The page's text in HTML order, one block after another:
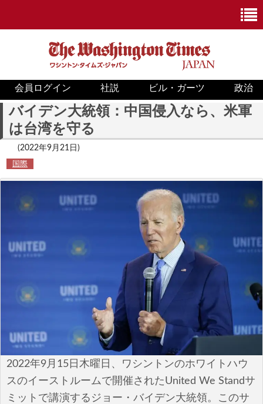
ニュース
政治
ビジネス・経済
カルチャー
ポリシー
税制・予算
会員ログイン 社説 ビル・ガーツ 政治
バイデン大統領：中国侵入なら、米軍
は台湾を守る
(2022年9月21日)
国際
2022年9月15日木曜日、ワシントンのホワイトハウ
スのイーストルームで開催されたUnited We Standサ
ミットで講演するジョー・バイデン大統領。このサ